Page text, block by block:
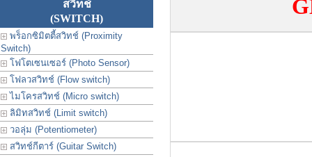
สวิทช์
(SWITCH)
พร็อกซิมิตตี้สวิทช์ (Proximity
Switch)
โฟโตเซนเซอร์ (Photo Sensor)
โฟลวสวิทช์ (Flow switch)
ไมโครสวิทช์ (Micro switch)
ลิมิทสวิทช์ (Limit switch)
วอลุ่ม (Potentiometer)
สวิทช์กีตาร์ (Guitar Switch)